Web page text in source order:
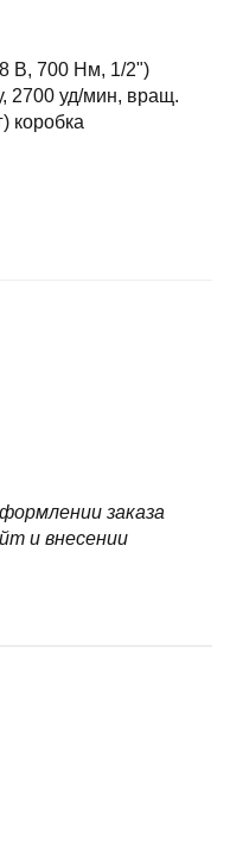
В, 700 Нм, 1/2")
2700 уд/мин, вращ.
коробка
заказа
и внесении